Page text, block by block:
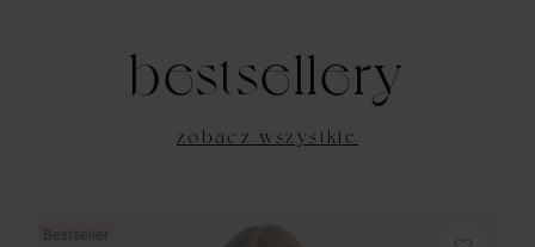
bestsellery
zobacz wszystkie
Bestseller